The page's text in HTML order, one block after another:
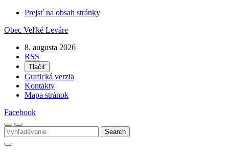
Prejsť na obsah stránky
Obec Veľké Leváre
8. augusta 2026
RSS
Tlačiť
Grafická verzia
Kontakty
Mapa stránok
Facebook